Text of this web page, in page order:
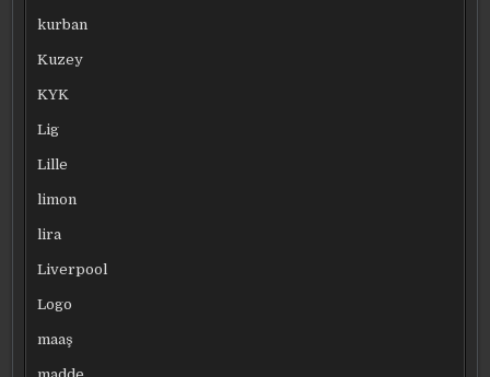
kurban
Kuzey
KYK
Lig
Lille
limon
lira
Liverpool
Logo
maaş